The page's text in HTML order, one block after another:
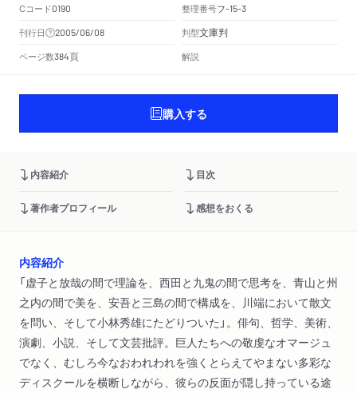
Cコード0190 整理番号フ-15-3
刊行日 2005/06/08 判型文庫判
ページ数384頁 解説
購入する
内容紹介 目次
著作者プロフィール 感想をおくる
内容紹介
「虚子と放哉の間で理論を、西田と九鬼の間で思考を、青山と州
之内の間で美を、安吾と三島の間で構成を、川端において散文
を問い、そして小林秀雄にたどりついた」。俳句、哲学、美術、
演劇、小説、そして文芸批評。巨人たちへの敬虔なオマージュ
でなく、むしろ今なおわれわれを強くとらえてやまない多彩な
ディスクールを横断しながら、彼らの反面が隠し持っている途